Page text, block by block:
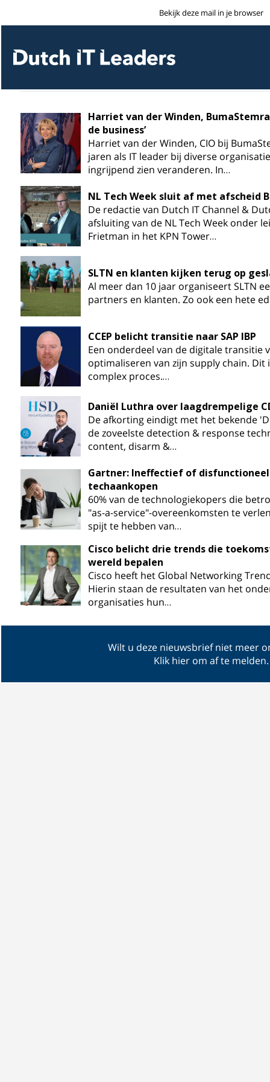
Bekijk deze mail in je browser
Harriet van der Winden,
de business’
Harriet van der Winden, CIO bij
jaren als IT leader bij diverse
ingrijpend zien veranderen. In…
NL Tech Week sluit af met afscheid
De redactie van Dutch IT Channel &
afsluiting van de NL Tech Week onder
Frietman in het KPN Tower…
SLTN en klanten kijken terug op
Al meer dan 10 jaar organiseert SLTN
partners en klanten. Zo ook een hete
CCEP belicht transitie naar SAP IBP
Een onderdeel van de digitale transitie
optimaliseren van zijn supply chain. Dit
complex proces.…
Daniël Luthra over laagdrempelige
De afkorting eindigt met het bekende
de zoveelste detection & response
content, disarm &…
Gartner: Ineffectief of
techaankopen
60% van de technologiekopers die
"as-a-service"-overeenkomsten te
spijt te hebben van…
Cisco belicht drie trends die
wereld bepalen
Cisco heeft het Global Networking
Hierin staan de resultaten van het
organisaties hun…
Wilt u deze nieuwsbrief niet meer
Klik hier om af te melden.